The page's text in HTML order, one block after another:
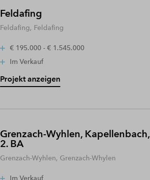
Feldafing
Feldafing, Feldafing
€ 195.000 - € 1.545.000
Im Verkauf
Projekt anzeigen
Grenzach-Wyhlen, Kapellenbach,
2. BA
Grenzach-Wyhlen, Grenzach-Whylen
Im Verkauf